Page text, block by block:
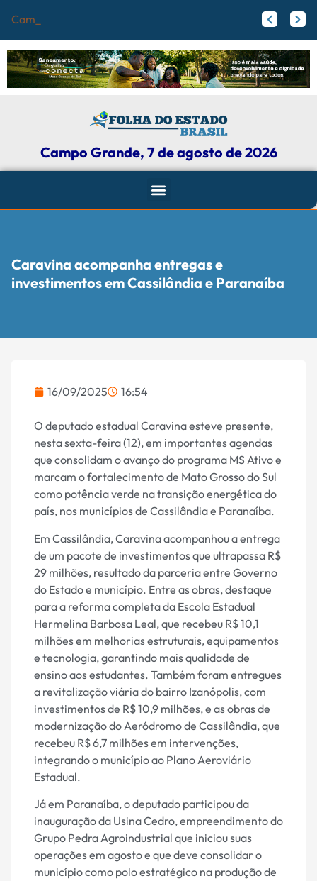
Campo Grande reg
Campo Grande, 7 de agosto de 2026
Caravina acompanha entregas e
investimentos em Cassilândia e Paranaíba
16/09/2025 16:54
O deputado estadual Caravina esteve presente,
nesta sexta-feira (12), em importantes agendas
que consolidam o avanço do programa MS Ativo e
marcam o fortalecimento de Mato Grosso do Sul
como potência verde na transição energética do
país, nos municípios de Cassilândia e Paranaíba.
Em Cassilândia, Caravina acompanhou a entrega
de um pacote de investimentos que ultrapassa R$
29 milhões, resultado da parceria entre Governo
do Estado e município. Entre as obras, destaque
para a reforma completa da Escola Estadual
Hermelina Barbosa Leal, que recebeu R$ 10,1
milhões em melhorias estruturais, equipamentos
e tecnologia, garantindo mais qualidade de
ensino aos estudantes. Também foram entregues
a revitalização viária do bairro Izanópolis, com
investimentos de R$ 10,9 milhões, e as obras de
modernização do Aeródromo de Cassilândia, que
recebeu R$ 6,7 milhões em intervenções,
integrando o município ao Plano Aeroviário
Estadual.
Já em Paranaíba, o deputado participou da
inauguração da Usina Cedro, empreendimento do
Grupo Pedra Agroindustrial que iniciou suas
operações em agosto e que deve consolidar o
município como polo estratégico na produção de